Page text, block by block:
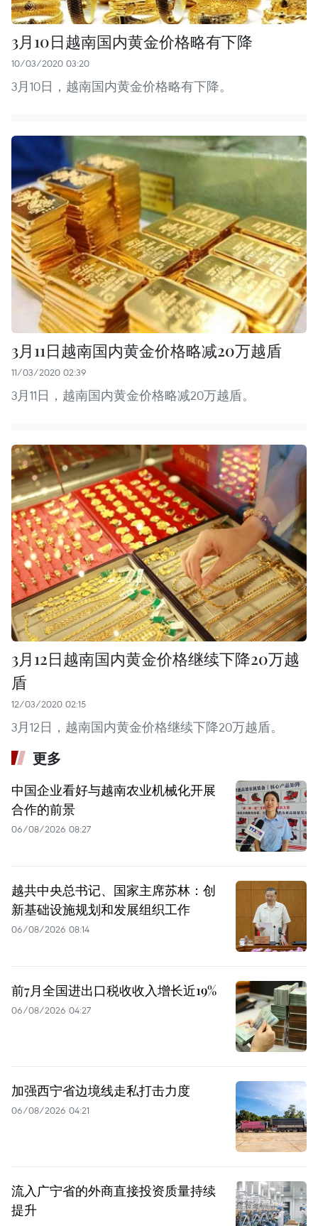
3月10日越南国内黄金价格略有下降
10/03/2020 03:20
3月10日，越南国内黄金价格略有下降。
3月11日越南国内黄金价格略减20万越盾
11/03/2020 02:39
3月11日，越南国内黄金价格略减20万越盾。
3月12日越南国内黄金价格继续下降20万越
盾
12/03/2020 02:15
3月12日，越南国内黄金价格继续下降20万越盾。
更多
中国企业看好与越南农业机械化开展
合作的前景
06/08/2026 08:27
越共中央总书记、国家主席苏林：创
新基础设施规划和发展组织工作
06/08/2026 08:14
前7月全国进出口税收收入增长近19%
06/08/2026 04:27
加强西宁省边境线走私打击力度
06/08/2026 04:21
流入广宁省的外商直接投资质量持续
提升